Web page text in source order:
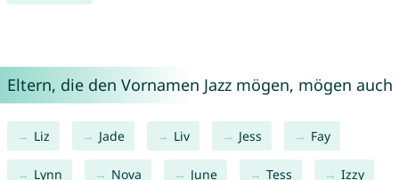
Eltern, die den Vornamen Jazz mögen, mögen auch
Liz Jade Liv Jess Fay
Lynn Nova June Tess Izzy